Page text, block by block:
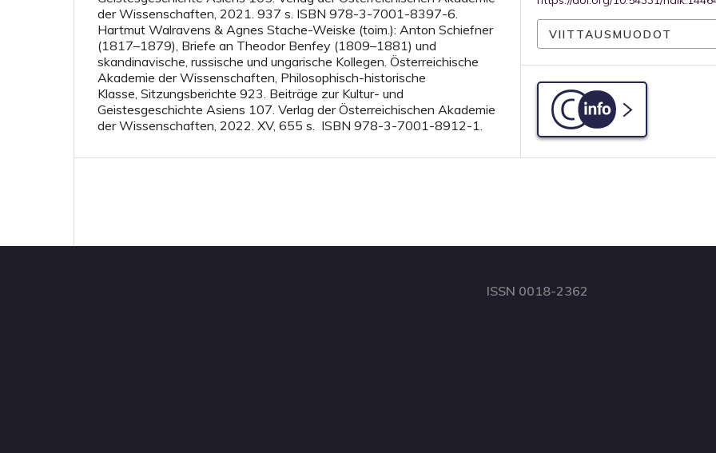
der Wissenschaften, 2021. 937 s. ISBN 978-3-7001-8397-6.
Hartmut Walravens & Agnes Stache-Weiske (toim.): Anton Schiefner
(1817–1879), Briefe an Theodor Benfey (1809–1881) und
skandinavische, russische und ungarische Kollegen. Österreichische
Akademie der Wissenschaften, Philosophisch-historische
Klasse, Sitzungsberichte 923. Beiträge zur Kultur- und
Geistesgeschichte Asiens 107. Verlag der Österreichischen Akademie
der Wissenschaften, 2022. XV, 655 s. ISBN 978-3-7001-8912-1.
VIITTAUSMUODOT
C-info
ISSN 0018-2362